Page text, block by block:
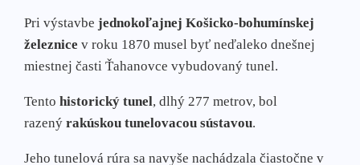
Pri výstavbe jednokoľajnej Košicko-bohumínskej
železnice v roku 1870 musel byť neďaleko dnešnej
miestnej časti Ťahanovce vybudovaný tunel.
Tento historický tunel, dlhý 277 metrov, bol
razený rakúskou tunelovacou sústavou.
Jeho tunelová rúra sa navyše nachádzala čiastočne v